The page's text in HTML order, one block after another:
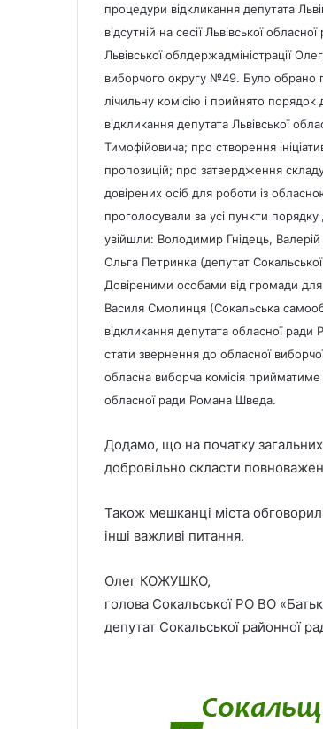
процедури відкликання депутата
відсутній на сесії Львівської
Львівської облдержадміністрації
виборчого округу №49. Було обрано
лічильну комісію і прийнято
відкликання депутата Львівської
Тимофійовича; про створення
пропозицій; про затвердження
довірених осіб для роботи із
проголосували за усі пункти
увійшли: Володимир Гнідець,
Ольга Петринка (депутат
Довіреними особами від громади
Василя Смолинця (Сокальська
відкликання депутата обласної
стати звернення до обласної
обласна виборча комісія
обласної ради Романа Шведа.
Додамо, що на початку
добровільно скласти
Також мешканці міста
інші важливі питання.
Олег КОЖУШКО,
голова Сокальської РО ВО
депутат Сокальської районної